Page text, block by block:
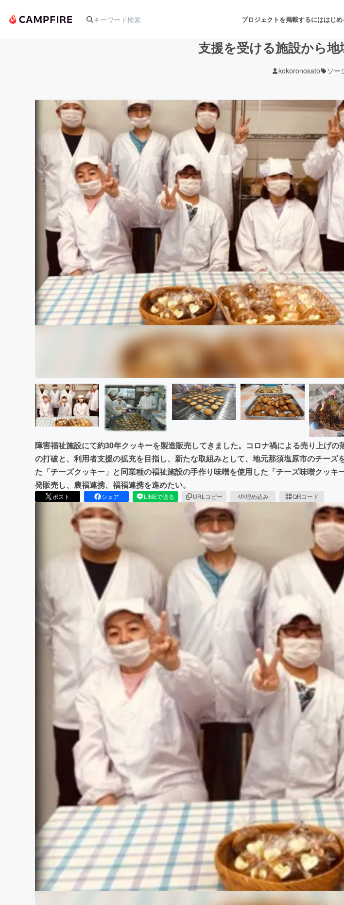
プロジェクトを掲載するにははじめ
アート・写真 音楽
テクノロジー・ガジェット ゲーム・サービス開発
映像・映画 書籍・雑誌出版
ビジネス・起業 チャレンジ
まちづくり・地域活性化
CAMPFIRE for Social Good
CAMPFIREふるさと納税
支援を受ける施設から
kokoronosato ソー
障害福祉施設にて約30年クッキーを製造販売してきました。コロナ禍による売り上げの
の打破と、利用者支援の拡充を目指し、新たな取組みとして、地元那須塩原市のチーズ
た「チーズクッキー」と同業種の福祉施設の手作り味噌を使用した「チーズ味噌クッキ
発販売し、農福連携、福福連携を進めたい。
ポスト シェア LINEで送る URLコピー 埋め込み QRコード